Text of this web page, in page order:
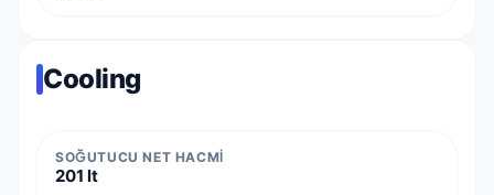
Cooling
SOĞUTUCU NET HACMI
201 lt